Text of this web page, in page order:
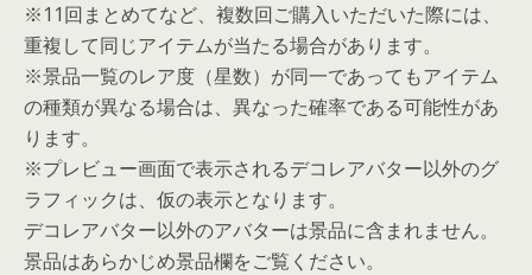
※11回まとめてなど、複数回ご購入いただいた際には、
重複して同じアイテムが当たる場合があります。
※景品一覧のレア度（星数）が同一であってもアイテム
の種類が異なる場合は、異なった確率である可能性があ
ります。
※プレビュー画面で表示されるデコレアバター以外のグ
ラフィックは、仮の表示となります。
デコレアバター以外のアバターは景品に含まれません。
景品はあらかじめ景品欄をご覧ください。